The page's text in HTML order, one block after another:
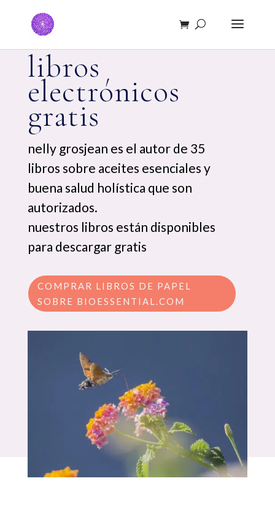
libros
electrónicos
gratis
nelly grosjean es el autor de 35
libros sobre aceites esenciales y
buena salud holística que son
autorizados.
nuestros libros están disponibles
para descargar gratis
COMPRAR LIBROS DE PAPEL
SOBRE BIOESSENTIAL.COM